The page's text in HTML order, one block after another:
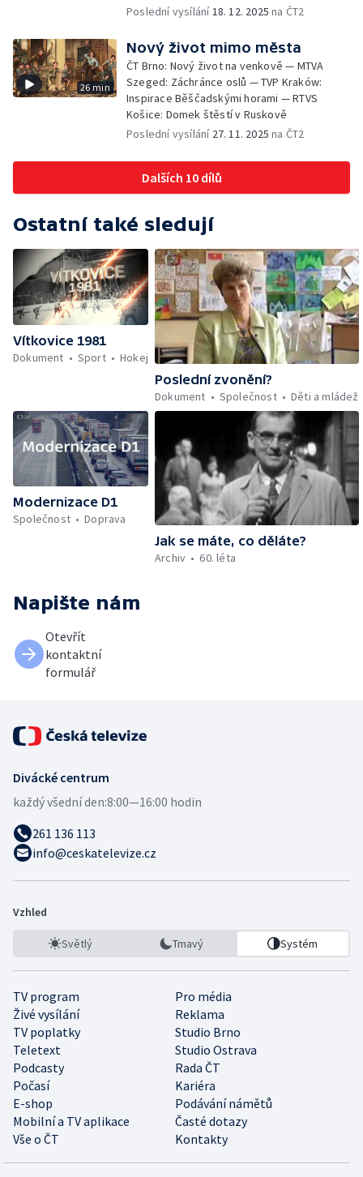
Poslední vysílání18. 12. 2025 na ČT2
26 min
Nový život mimo města
ČT Brno: Nový život na venkově — MTVA
Szeged: Záchránce oslů — TVP Kraków:
Inspirace Běščadskými horami — RTVS
Košice: Domek štěstí v Ruskově
Poslední vysílání 27. 11. 2025 na ČT2
Dalších 10 dílů
Ostatní také sledují
Vítkovice 1981
Dokument
Sport
Hokej
Poslední zvonění?
Dokument
Společnost Děti a mládež
Modernizace D1
Společnost
Doprava
Jak se máte, co děláte?
Archiv
60. léta
Napište nám
Otevřít
kontaktní
formulář
Divácké centrum
každý všední den:8:00—16:00 hodin
261 136 113
info@ceskatelevize.cz
Vzhled
Světlý Tmavý Systém
TV program
Pro média
Živé vysílání
Reklama
TV poplatky
Studio Brno
Teletext
Studio Ostrava
Podcasty
Rada ČT
Počasí
Kariéra
E-shop
Podávání námětů
Mobilní a TV aplikace
Časté dotazy
Vše o ČT
Kontakty